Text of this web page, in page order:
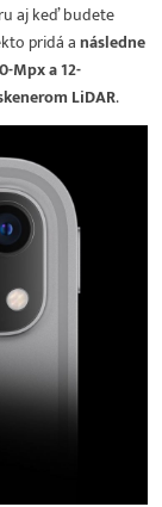
aj keď budete
pridá anásledne
Mpx a 12-
LiDAR.